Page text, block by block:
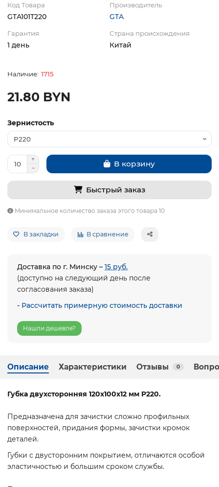
Код Товара
GTA101T220
Производитель
GTA
Гарантия
1 день
Страна происхождения
Китай
1715
21.80 BYN
Зернистость
В корзину
Быстрый заказ
Минимальное количество заказа этого товара 10
В закладки В сравнение
Доставка по г. Минску – 15 руб.
(доступно на следующий день после
согласования заказа)
- Рассчитать примерную стоимость доставки
Нашли дешевле?
Описание Характеристики Отзывы 0
Губка двухсторонняя 120х100х12 мм P220.
Предназначена для зачистки сложно профильных
поверхностей, придания формы, зачистки кромок
деталей.
Губки с двусторонним покрытием, отличаются особой
эластичностью и большим сроком службы.